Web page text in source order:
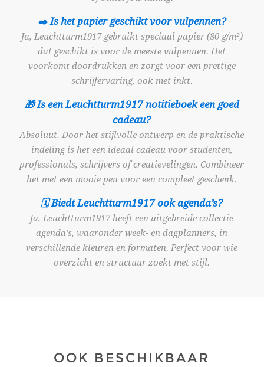
✒️ Is het papier geschikt voor vulpennen?
Ja, Leuchtturm1917 gebruikt speciaal papier (80 g/m²)
dat geschikt is voor de meeste vulpennen. Het
voorkomt doordrukken en zorgt voor een prettige
schrijfervaring, ook met inkt.
🎁 Is een Leuchtturm1917 notitieboek een goed
cadeau?
Absoluut. Door het stijlvolle ontwerp en de praktische
indeling is het een ideaal cadeau voor studenten,
professionals, schrijvers of creatievelingen. Combineer
het met een mooie pen voor een compleet geschenk.
🗓️ Biedt Leuchtturm1917 ook agenda’s?
Ja, Leuchtturm1917 heeft een uitgebreide collectie
agenda’s, waaronder week- en dagplanners, in
verschillende kleuren en formaten. Perfect voor wie
overzicht en structuur zoekt met stijl.
OOK BESCHIKBAAR